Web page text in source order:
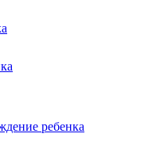
ребенка